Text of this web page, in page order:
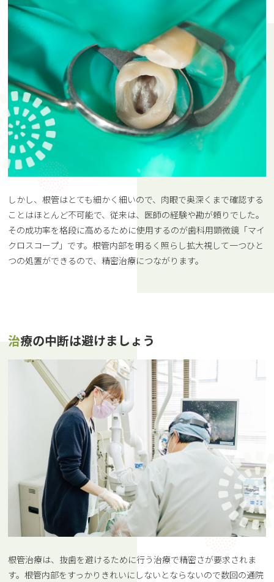
しかし、根管はとても細かく細いので、肉眼で奥深くまで確認する
ことはほとんど不可能で、従来は、医師の経験や勘が頼りでした。
その成功率を格段に高めるために使用するのが歯科用顕微鏡「マイ
クロスコープ」です。根管内部を明るく照らし拡大視して一つひと
つの処置ができるので、精密治療につながります。
治療の中断は避けましょう
根管治療は、抜歯を避けるために行う治療で精密さが要求されま
す。根管内部をすっかりきれいにしないとならないので数回の通院